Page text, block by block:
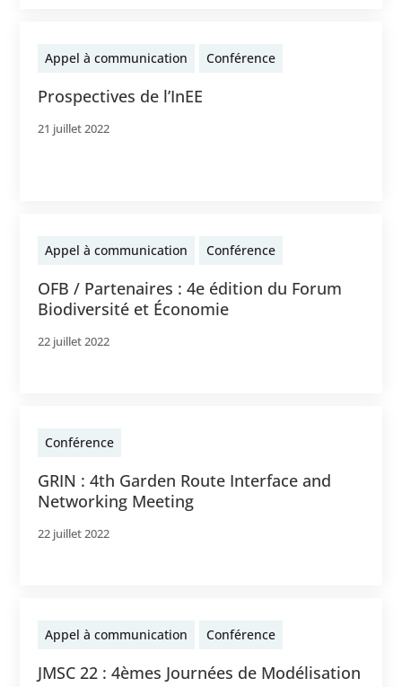
Appel à communication Conférence
Prospectives de l’InEE
21 juillet 2022
Appel à communication Conférence
OFB / Partenaires : 4e édition du Forum
Biodiversité et Économie
22 juillet 2022
Conférence
GRIN : 4th Garden Route Interface and
Networking Meeting
22 juillet 2022
Appel à communication Conférence
JMSC 22 : 4èmes Journées de Modélisation